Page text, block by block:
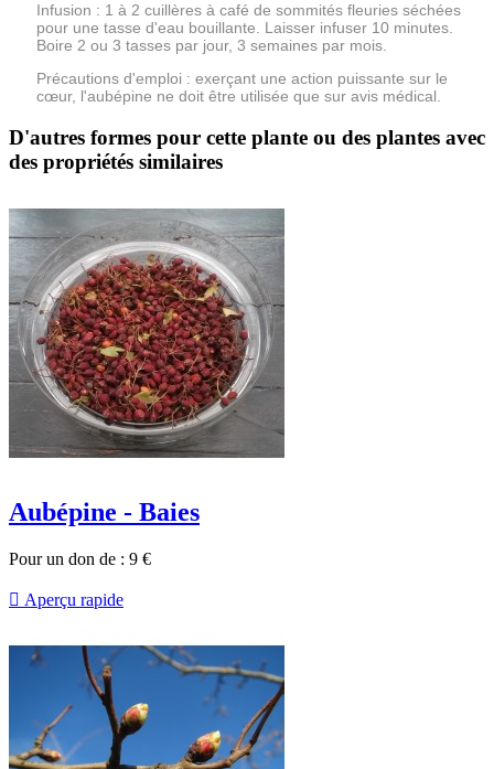
Infusion : 1 à 2 cuillères à café de sommités fleuries séchées
pour une tasse d'eau bouillante. Laisser infuser 10 minutes.
Boire 2 ou 3 tasses par jour, 3 semaines par mois.
Précautions d'emploi : exerçant une action puissante sur le
cœur, l'aubépine ne doit être utilisée que sur avis médical.
D'autres formes pour cette plante ou des plantes avec
des propriétés similaires
Aubépine - Baies
Pour un don de : 9 €
 Aperçu rapide